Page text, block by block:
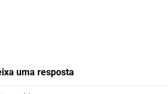
uma resposta